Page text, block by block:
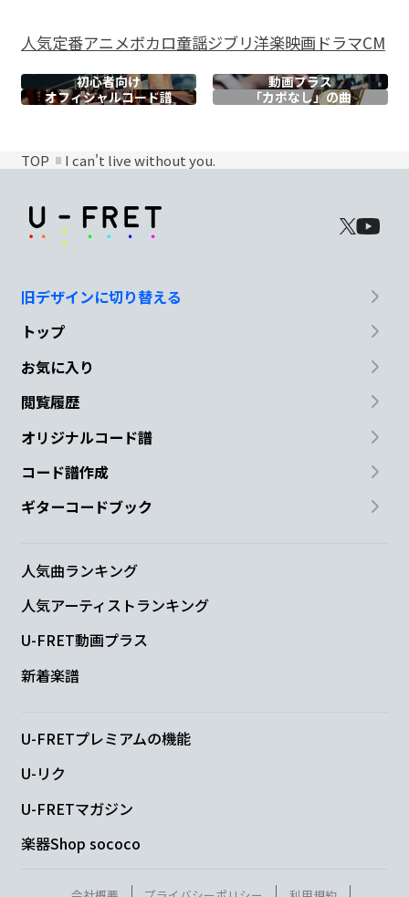
人気定番アニメボカロ童謡ジブリ洋楽映画ドラマCM
初心者向け
動画プラス
オフィシャルコード譜 「カポなし」の曲
TOP I can't live without you.
旧デザインに切り替える
トップ
お気に入り
閲覧履歴
オリジナルコード譜
コード譜作成
ギターコードブック
人気曲ランキング
人気アーティストランキング
U-FRET動画プラス
新着楽譜
U-FRETプレミアムの機能
U-リク
U-FRETマガジン
楽器Shop sococo